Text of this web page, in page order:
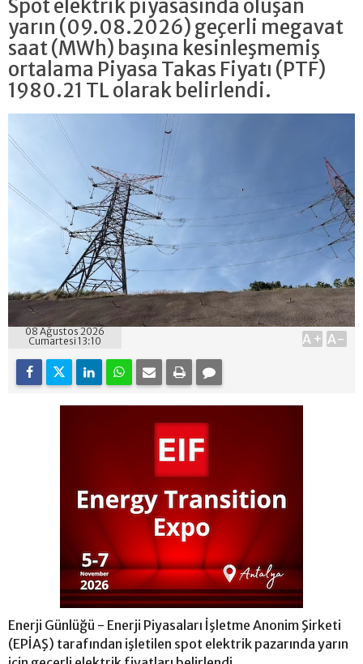
Spot elektrik piyasasında oluşan
yarın (09.08.2026) geçerli megavat
saat (MWh) başına kesinleşmemiş
ortalama Piyasa Takas Fiyatı (PTF)
1980.21 TL olarak belirlendi.
08 Ağustos 2026
Cumartesi 13:10
A+ A-
Enerji Günlüğü - Enerji Piyasaları İşletme Anonim Şirketi
(EPİAŞ) tarafından işletilen spot elektrik pazarında yarın